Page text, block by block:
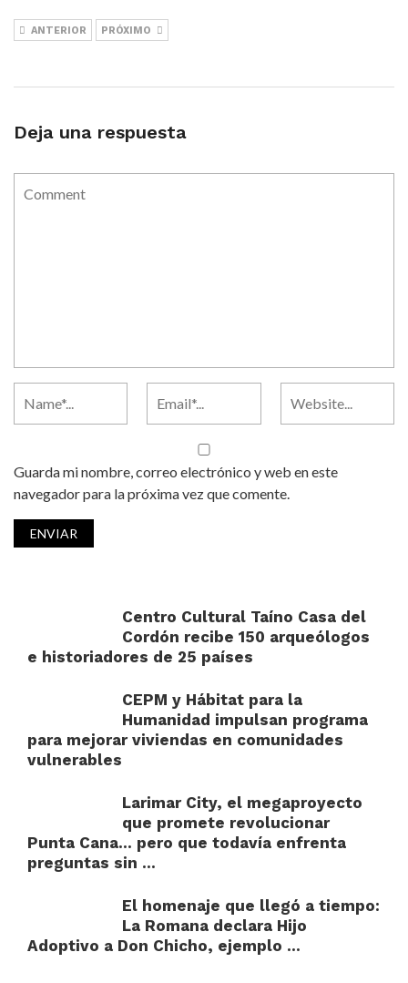
ANTERIOR PRÓXIMO
Deja una respuesta
Guarda mi nombre, correo electrónico y web en este
navegador para la próxima vez que comente.
Centro Cultural Taíno Casa del
Cordón recibe 150 arqueólogos
e historiadores de 25 países
CEPM y Hábitat para la
Humanidad impulsan programa
para mejorar viviendas en comunidades
vulnerables
Larimar City, el megaproyecto
que promete revolucionar
Punta Cana… pero que todavía enfrenta
preguntas sin ...
El homenaje que llegó a tiempo:
La Romana declara Hijo
Adoptivo a Don Chicho, ejemplo ...